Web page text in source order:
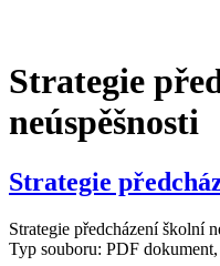
Strategie
neúspěšnosti
Strategie
Strategie předcházení školní
Typ souboru: PDF